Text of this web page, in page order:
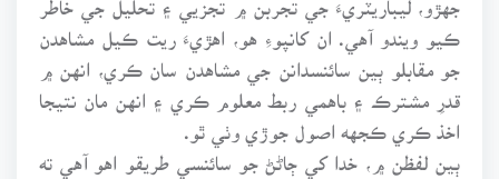
ڪيو ويندو آهي. ان کانپوءِ هو، اهڙيءَ ريت ڪيل مشاهدن
جو مقابلو ٻين سائنسدانن جي مشاهدن سان ڪري، انهن ۾
قدرِ مشترڪ ۽ باهمي ربط معلوم ڪري ۽ انهن مان نتيجا
اخذ ڪري ڪجهه اصول جوڙي وٺي ٿو.
ٻين لفظن ۾، خدا کي ڄاڻڻ جو سائنسي طريقو اهو آهي ته